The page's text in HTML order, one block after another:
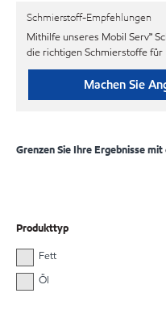
Schmierstoff-Empfehlungen
Mithilfe unseres Mobil Serv℠
die richtigen Schmierstoffe
Machen Sie
Grenzen Sie Ihre Ergebnisse
Produkttyp
Fett
Öl